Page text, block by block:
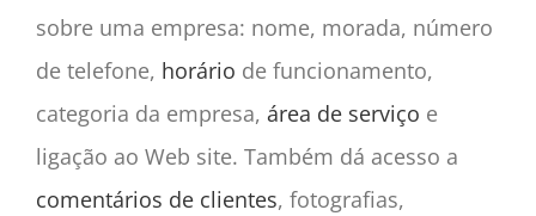
sobre uma empresa: nome, morada, número
de telefone, horário de funcionamento,
categoria da empresa, área de serviço e
ligação ao Web site. Também dá acesso a
comentários de clientes, fotografias,